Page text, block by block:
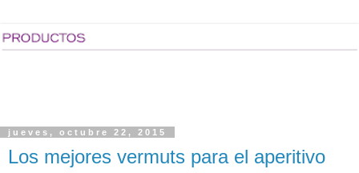
jueves, octubre 22, 2015
Los mejores vermuts para el aperitivo